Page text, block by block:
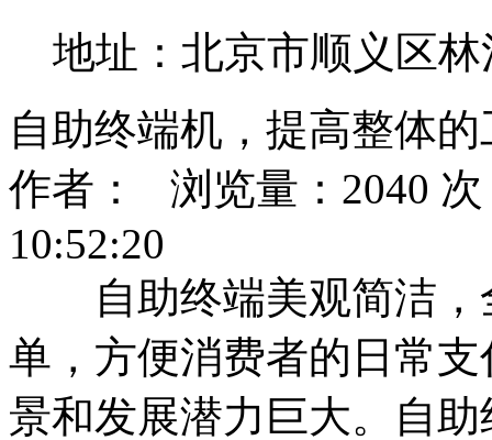
地址：北京市顺义区
自助终端机，提高整体
作者： 浏览量：2040
10:52:20
自助终端美观简洁，
单，方便消费者的日常
景和发展潜力巨大。自